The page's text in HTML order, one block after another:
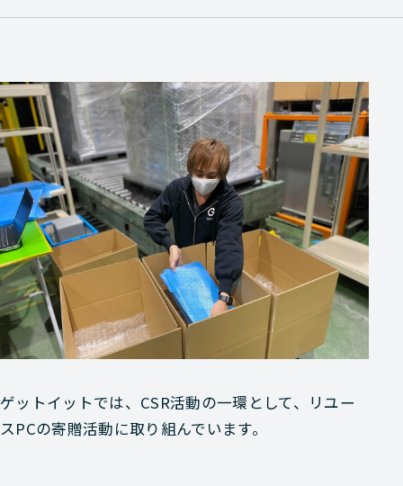
ゲットイットでは、CSR活動の一環として、リユー
スPCの寄贈活動に取り組んでいます。